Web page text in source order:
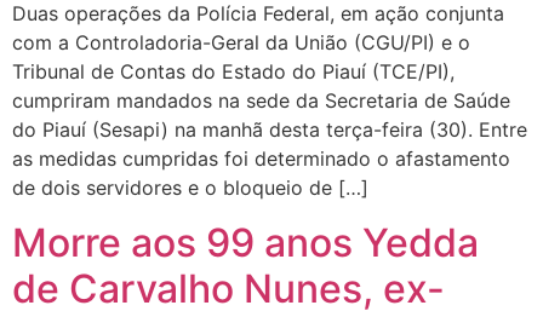
Duas operações da Polícia Federal, em ação conjunta
com a Controladoria-Geral da União (CGU/PI) e o
Tribunal de Contas do Estado do Piauí (TCE/PI),
cumpriram mandados na sede da Secretaria de Saúde
do Piauí (Sesapi) na manhã desta terça-feira (30). Entre
as medidas cumpridas foi determinado o afastamento
de dois servidores e o bloqueio de […]
Morre aos 99 anos Yedda
de Carvalho Nunes, ex-